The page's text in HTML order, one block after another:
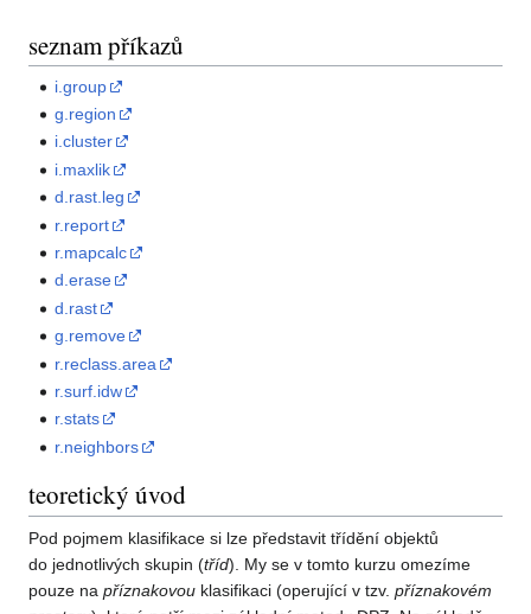
seznam příkazů
i.group
g.region
i.cluster
i.maxlik
d.rast.leg
r.report
r.mapcalc
d.erase
d.rast
g.remove
r.reclass.area
r.surf.idw
r.stats
r.neighbors
teoretický úvod
Pod pojmem klasifikace si lze představit třídění objektů
do jednotlivých skupin (tříd). My se v tomto kurzu omezíme
pouze na příznakovou klasifikaci (operující v tzv. příznakovém